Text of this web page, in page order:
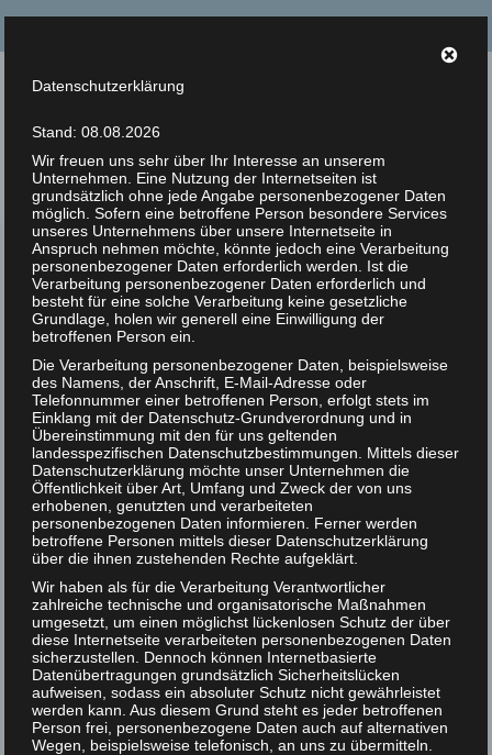
Tierrechte Kaplan
Helmut F. Kaplan – Philosoph und Autor
Menü
Zur Person
Artikel
Bücher
Zitate
Photos
Animal Rights Art
Helmut F. Kaplan unterstützen
Kontakt
Wie radikal muß die
Tierrechtsbewegung
sein?
Veröffentlicht in:Unkategorisiert | 0
Wie radikal muß die Tierrechtsbewegung sein?
Helmut F. Kaplan
Vergessen wir nicht, daß die Tiere ihr schreckliches
Schicksal vor nicht langer Zeit mit anderen Rechtlosen
teilten, „daß der Platz ‚extra muros‘, außerhalb des
Bereiches der konventionellen Ethik, den heute nur noch
die Tiere einnehmen, gestern … mit … Sklaven,
Leibeigenen, Ungläubigen, Indianern, Negern und
Angehörigen anderer als ‚untermenschlich‘ gestempelten
Menschengruppen geteilt wurde, die alle ‚wie Tiere‘
behandelt und demnach gejagt, gequält und getötet
wurden.“ (Godofredo Stutzin)
Datenschutzerklärung
Stand: 08.08.2026
Wir freuen uns sehr über Ihr Interesse an unserem
Unternehmen. Eine Nutzung der Internetseiten ist
grundsätzlich ohne jede Angabe personenbezogener Daten
möglich. Sofern eine betroffene Person besondere Services
unseres Unternehmens über unsere Internetseite in
Anspruch nehmen möchte, könnte jedoch eine Verarbeitung
personenbezogener Daten erforderlich werden. Ist die
Verarbeitung personenbezogener Daten erforderlich und
besteht für eine solche Verarbeitung keine gesetzliche
Grundlage, holen wir generell eine Einwilligung der
betroffenen Person ein.
Die Verarbeitung personenbezogener Daten, beispielsweise
des Namens, der Anschrift, E-Mail-Adresse oder
Telefonnummer einer betroffenen Person, erfolgt stets im
Einklang mit der Datenschutz-Grundverordnung und in
Übereinstimmung mit den für uns geltenden
landesspezifischen Datenschutzbestimmungen. Mittels dieser
Datenschutzerklärung möchte unser Unternehmen die
Öffentlichkeit über Art, Umfang und Zweck der von uns
erhobenen, genutzten und verarbeiteten
personenbezogenen Daten informieren. Ferner werden
betroffene Personen mittels dieser Datenschutzerklärung
über die ihnen zustehenden Rechte aufgeklärt.
Wir haben als für die Verarbeitung Verantwortlicher
zahlreiche technische und organisatorische Maßnahmen
umgesetzt, um einen möglichst lückenlosen Schutz der über
diese Internetseite verarbeiteten personenbezogenen Daten
sicherzustellen. Dennoch können Internetbasierte
Datenübertragungen grundsätzlich Sicherheitslücken
aufweisen, sodass ein absoluter Schutz nicht gewährleistet
werden kann. Aus diesem Grund steht es jeder betroffenen
Person frei, personenbezogene Daten auch auf alternativen
Wegen, beispielsweise telefonisch, an uns zu übermitteln.